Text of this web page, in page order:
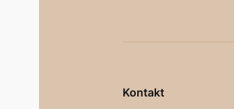
Kontakt